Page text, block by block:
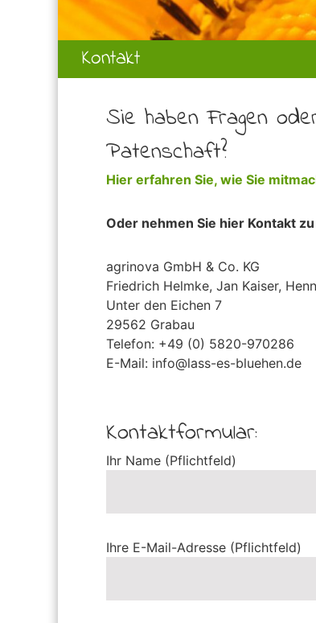
Kontakt
Sie haben Fragen
Patenschaft?
Hier erfahren Sie, wie Sie
Oder nehmen Sie hier Kontakt
agrinova GmbH & Co. KG
Friedrich Helmke, Jan Kaiser,
Unter den Eichen 7
29562 Grabau
Telefon: +49 (0) 5820-970286
E-Mail: info@lass-es-bluehen.de
Kontaktformular:
Ihr Name (Pflichtfeld)
Ihre E-Mail-Adresse (Pflichtfeld)